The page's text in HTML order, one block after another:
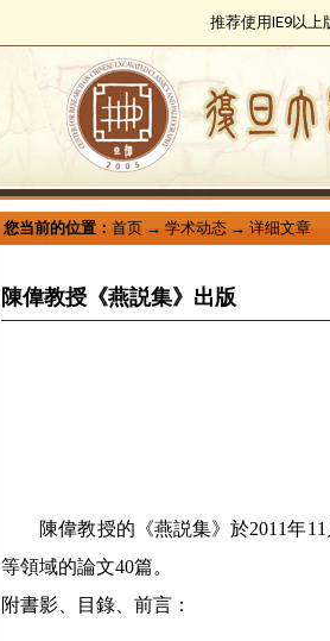
推荐使用IE9以上
您当前的位置： 首页 → 学术动态 → 详细文章
陳偉教授《燕説集》出版
陳偉教授的《燕説集》於2011年11
等領域的論文40篇。
附書影、目錄、前言：